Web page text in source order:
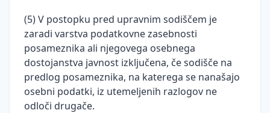
(5) V postopku pred upravnim sodiščem je
zaradi varstva podatkovne zasebnosti
posameznika ali njegovega osebnega
dostojanstva javnost izključena, če sodišče na
predlog posameznika, na katerega se nanašajo
osebni podatki, iz utemeljenih razlogov ne
odloči drugače.